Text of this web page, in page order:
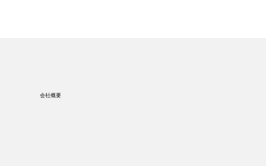
​会社概要